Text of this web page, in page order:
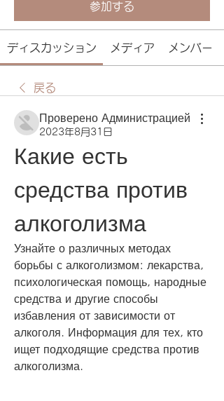
参加する
ディスカッション メディア メンバー
戻る
Проверено Администрацией
2023年8月31日
Какие есть
средства против
алкоголизма
Узнайте о различных методах
борьбы с алкоголизмом: лекарства,
психологическая помощь, народные
средства и другие способы
избавления от зависимости от
алкоголя. Информация для тех, кто
ищет подходящие средства против
алкоголизма.